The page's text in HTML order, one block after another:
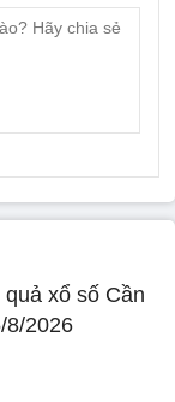
xổ số Cần
8/2026